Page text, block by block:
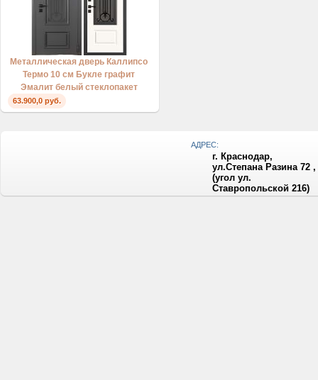
Металлическая дверь Каллипсо
Термо 10 см Букле графит
Эмалит белый стеклопакет
63.900,0 руб.
АДРЕС:
г. Краснодар,
ул.Степана Разина 72 ,
(угол ул.
Ставропольской 216)